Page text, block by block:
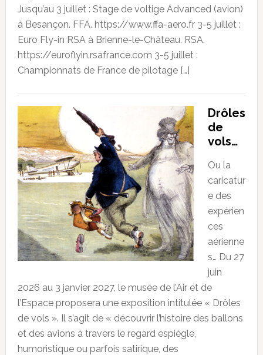
Jusqu’au 3 juillet : Stage de voltige Advanced (avion)
à Besançon. FFA. https://www.ffa-aero.fr 3-5 juillet :
Euro Fly-in RSA à Brienne-le-Château. RSA.
https://euroflyin.rsafrance.com 3-5 juillet :
Championnats de France de pilotage […]
Drôles
de
vols…
Ou la
caricatur
e des
expérien
ces
aérienne
s… Du 27
juin
2026 au 3 janvier 2027, le musée de l’Air et de
l’Espace proposera une exposition intitulée « Drôles
de vols ». Il s’agit de « découvrir l’histoire des ballons
et des avions à travers le regard espiègle,
humoristique ou parfois satirique, des